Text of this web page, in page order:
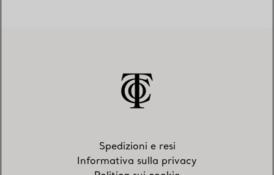
Spedizioni e resi
Informativa sulla privacy